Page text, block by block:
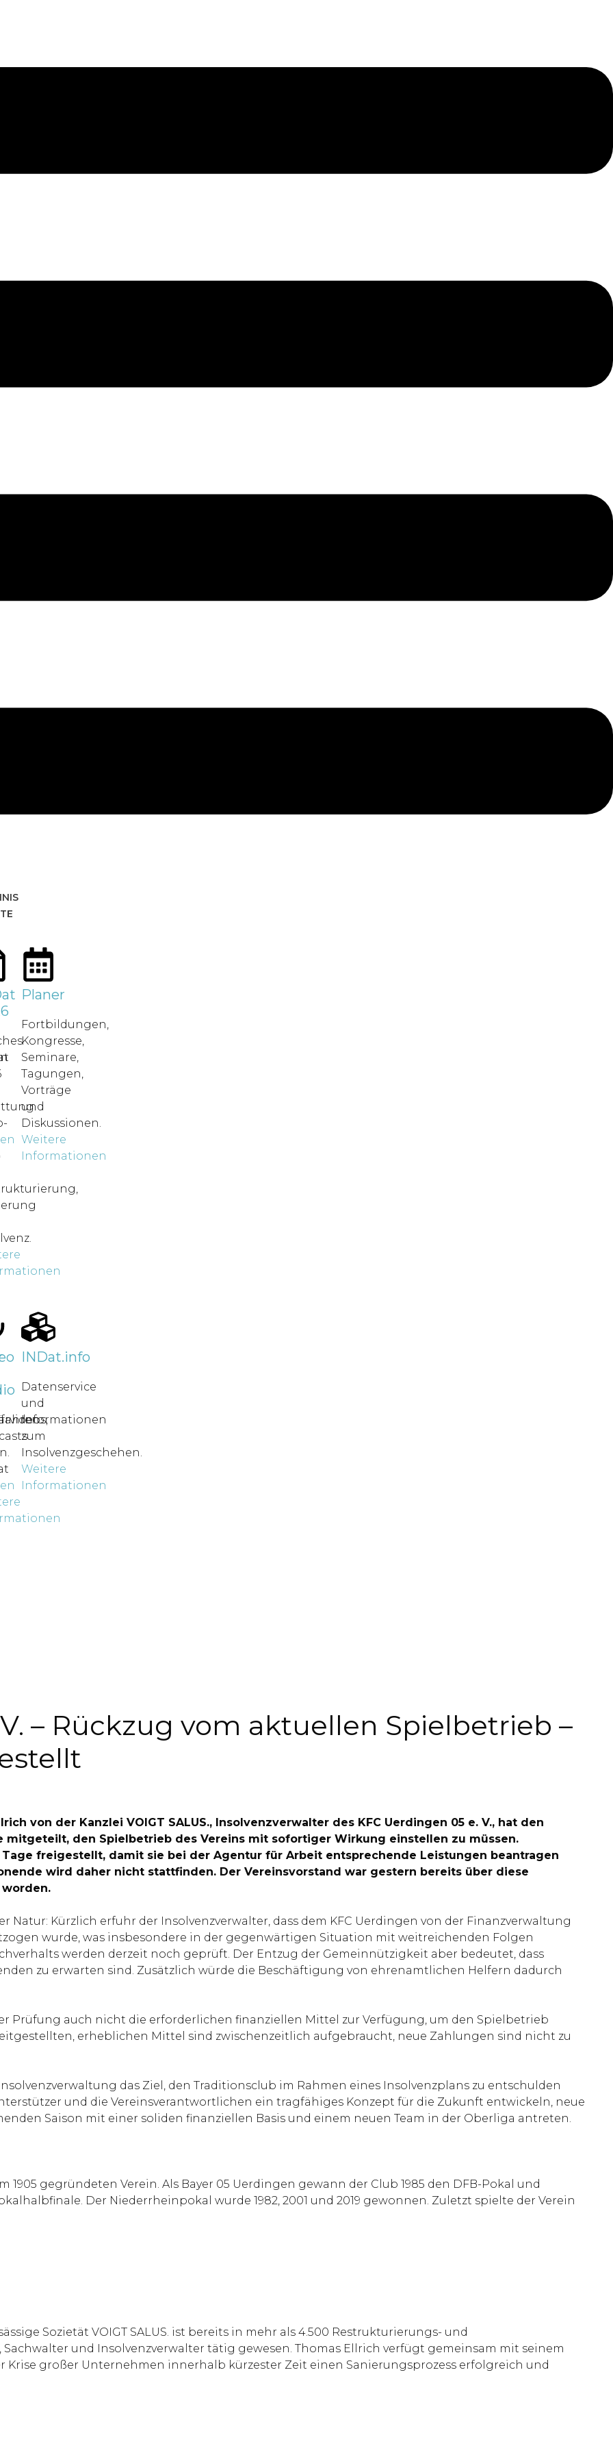
Planer
Fortbildungen,
Kongresse,
Seminare,
Tagungen,
Vorträge
und
Diskussionen.
Weitere
Informationen
INDat.info
Datenservice
und
Informationen
zum
Insolvenzgeschehen.
Weitere
Informationen
– Rückzug vom aktuellen Spielbetrieb –
von der Kanzlei VOIGT SALUS., Insolvenzverwalter des KFC Uerdingen 05 e. V., hat den
den Spielbetrieb des Vereins mit sofortiger Wirkung einstellen zu müssen.
freigestellt, damit sie bei der Agentur für Arbeit entsprechende Leistungen beantragen
wird daher nicht stattfinden. Der Vereinsvorstand war gestern bereits über diese
Kürzlich erfuhr der Insolvenzverwalter, dass dem KFC Uerdingen von der Finanzverwaltung
wurde, was insbesondere in der gegenwärtigen Situation mit weitreichenden Folgen
werden derzeit noch geprüft. Der Entzug der Gemeinnützigkeit aber bedeutet, dass
zu erwarten sind. Zusätzlich würde die Beschäftigung von ehrenamtlichen Helfern dadurch
Prüfung auch nicht die erforderlichen finanziellen Mittel zur Verfügung, um den Spielbetrieb
erheblichen Mittel sind zwischenzeitlich aufgebraucht, neue Zahlungen sind nicht zu
das Ziel, den Traditionsclub im Rahmen eines Insolvenzplans zu entschulden
und die Vereinsverantwortlichen ein tragfähiges Konzept für die Zukunft entwickeln, neue
Saison mit einer soliden finanziellen Basis und einem neuen Team in der Oberliga antreten.
gegründeten Verein. Als Bayer 05 Uerdingen gewann der Club 1985 den DFB-Pokal und
Der Niederrheinpokal wurde 1982, 2001 und 2019 gewonnen. Zuletzt spielte der Verein
Sozietät VOIGT SALUS. ist bereits in mehr als 4.500 Restrukturierungs- und
und Insolvenzverwalter tätig gewesen. Thomas Ellrich verfügt gemeinsam mit seinem
Krise großer Unternehmen innerhalb kürzester Zeit einen Sanierungsprozess erfolgreich und